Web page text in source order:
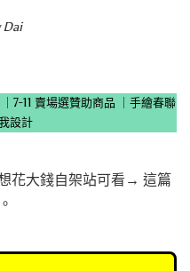
Dai
7-11 賣場選贊助商品
手繪春聯
設計
花大錢自架站可看→ 這篇
。